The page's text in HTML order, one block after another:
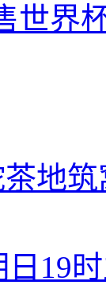
世界
地
日19